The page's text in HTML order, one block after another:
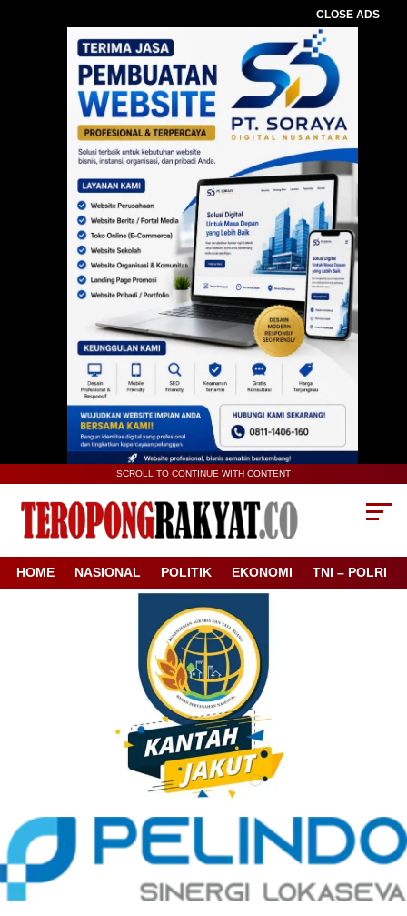
CLOSE ADS
SCROLL TO CONTINUE WITH CONTENT
HOME NASIONAL POLITIK EKONOMI TNI – POLRI